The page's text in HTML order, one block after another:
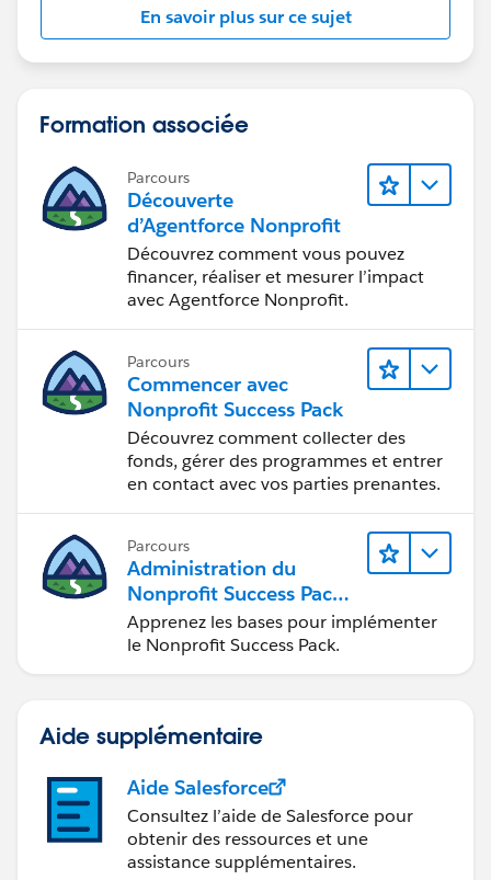
En savoir plus sur ce sujet
Formation associée
Parcours
Découverte
d’Agentforce Nonprofit
Découvrez comment vous pouvez
financer, réaliser et mesurer l’impact
avec Agentforce Nonprofit.
Parcours
Commencer avec
Nonprofit Success Pack
Découvrez comment collecter des
fonds, gérer des programmes et entrer
en contact avec vos parties prenantes.
Parcours
Administration du
Nonprofit Success Pack
(NPSP)
Apprenez les bases pour implémenter
le Nonprofit Success Pack.
Aide supplémentaire
Aide Salesforce
Consultez l’aide de Salesforce pour
obtenir des ressources et une
assistance supplémentaires.